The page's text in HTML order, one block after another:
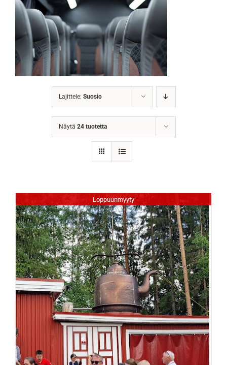
Lajittele: Suosio
Näytä 24 tuotetta
Loppuunmyyty
LISÄTIEDOT